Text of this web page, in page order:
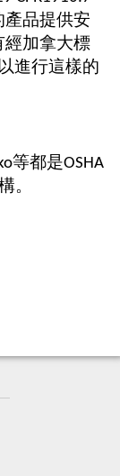
品提供安
經加拿大標
進行這樣的
等都是OSHA
。